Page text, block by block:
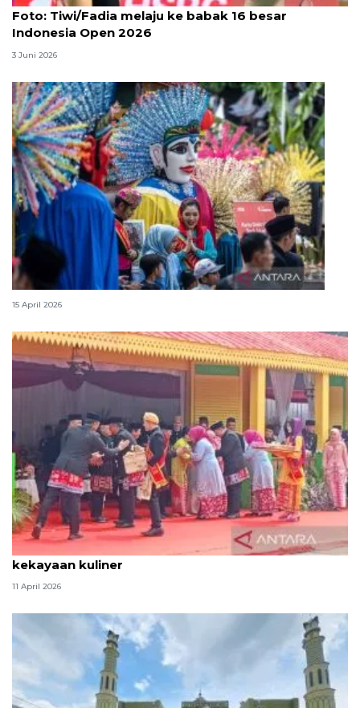
Foto: Tiwi/Fadia melaju ke babak 16 besar
Indonesia Open 2026
3 Juni 2026
Lebaran Betawi, harmoni tradisi dan kota global
15 April 2026
Tradisi hantaran Lebaran Betawi simbol bakti dan
kekayaan kuliner
11 April 2026